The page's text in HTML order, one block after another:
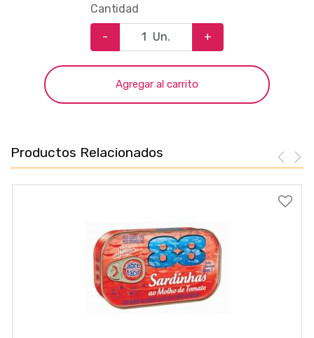
Cantidad
- Un. +
Agregar al carrito
Productos Relacionados